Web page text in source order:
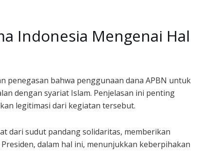
Indonesia Mengenai Hal
penegasan bahwa penggunaan dana APBN untuk
dengan syariat Islam. Penjelasan ini penting
legitimasi dari kegiatan tersebut.
dari sudut pandang solidaritas, memberikan
dalam hal ini, menunjukkan keberpihakan